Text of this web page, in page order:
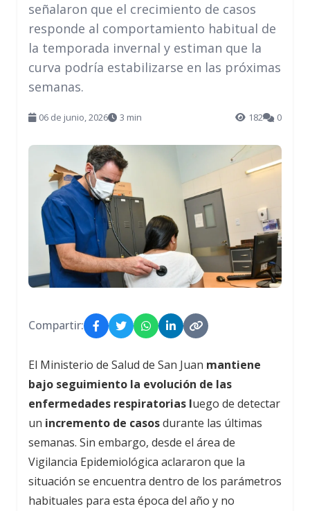
señalaron que el crecimiento de casos
responde al comportamiento habitual de
la temporada invernal y estiman que la
curva podría estabilizarse en las próximas
semanas.
06 de junio, 2026 3 min 182 0
Compartir:
El Ministerio de Salud de San Juan mantiene
bajo seguimiento la evolución de las
enfermedades respiratorias luego de detectar
un incremento de casosdurante las últimas
semanas. Sin embargo, desde el área de
Vigilancia Epidemiológica aclararon que la
situación se encuentra dentro de los parámetros
habituales para esta época del año y no